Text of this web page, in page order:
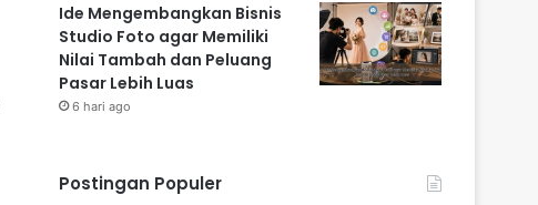
Ide Mengembangkan Bisnis
Studio Foto agar Memiliki
Nilai Tambah dan Peluang
Pasar Lebih Luas
6 hari ago
Postingan Populer